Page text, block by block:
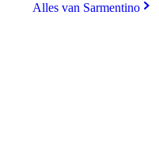
Alles van Sarmentino